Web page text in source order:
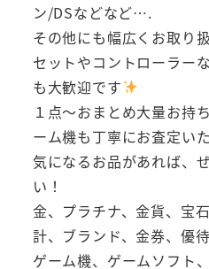
ン/DSなどなど….
その他にも幅広くお取り
セットやコントローラー
も大歓迎です
１点～おまとめ大量お持
ーム機も丁寧にお査定い
気になるお品があれば、
い！
金、プラチナ、金貨、宝
計、ブランド、金券、優
ゲーム機、ゲームソフト